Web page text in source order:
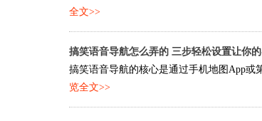
全文>>
搞笑语音导航怎么弄的 三步轻松设置让你
搞笑语音导航的核心是通过手机地图App或
览全文>>